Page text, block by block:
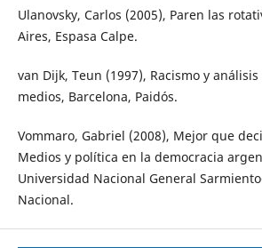
Ulanovsky, Carlos (2005), Paren las
Aires, Espasa Calpe.
van Dijk, Teun (1997), Racismo y
medios, Barcelona, Paidós.
Vommaro, Gabriel (2008), Mejor que
Medios y política en la democracia
Universidad Nacional General
Nacional.